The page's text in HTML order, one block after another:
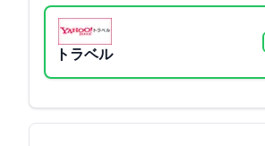
Yahoo!トラベル